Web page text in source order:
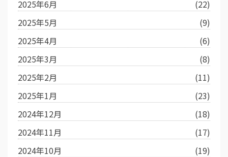
2025年6月
(22)
2025年5月
(9)
2025年4月
(6)
2025年3月
(8)
2025年2月
(11)
2025年1月
(23)
2024年12月
(18)
2024年11月
(17)
2024年10月
(19)